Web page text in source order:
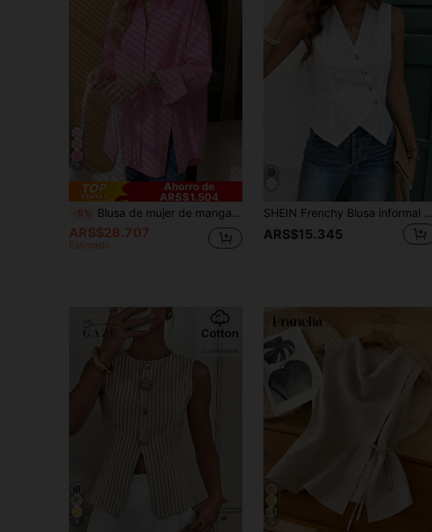
Ahorro de
ARS$1.504
-5% Blusa de mujer de manga larga con solapa, abotonadura sencilla y estilo casual para uso diario, en unicolor
ARS$28.707
Estimado
SHEIN Frenchy Blusa informal de mujer con botones delanteros y sin mangas a rayas, conjunto de ropa de oficina para mujer, ropa de mujer para invierno, atuendos de otoño, camisa blanca de mujer, blusas sin mangas
ARS$15.345